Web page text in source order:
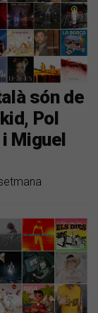
són de
Pol
Miguel